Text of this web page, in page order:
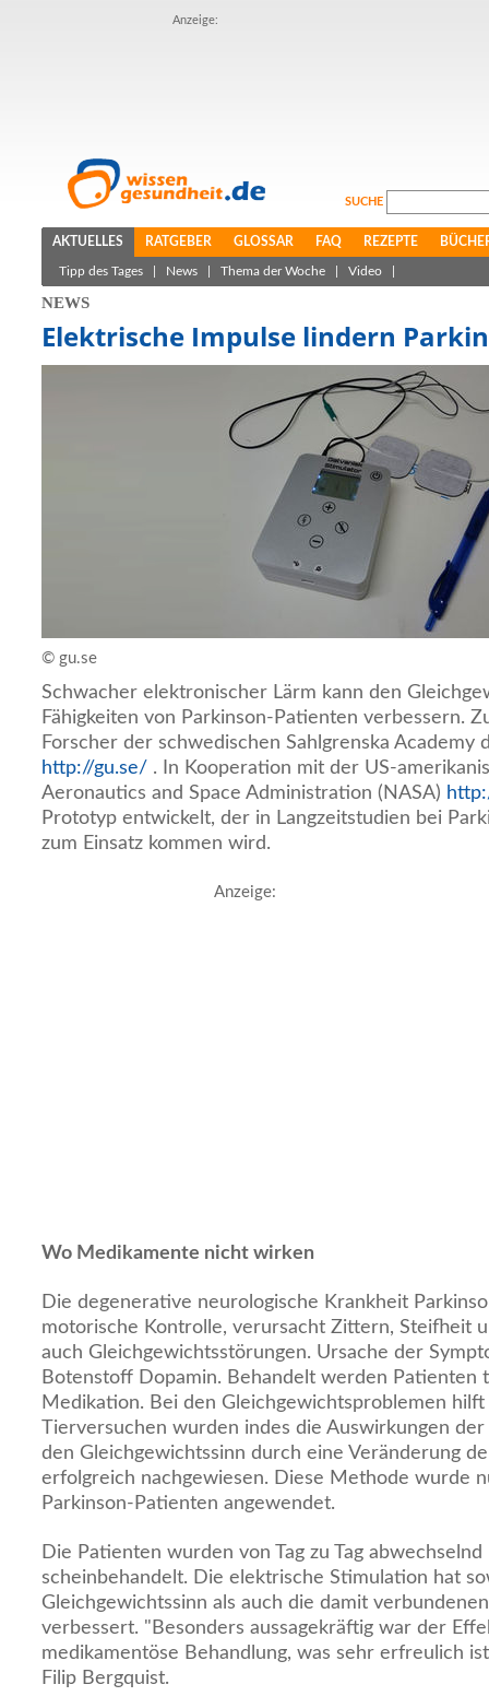
Anzeige:
SUCHE
AKTUELLES RATGEBER GLOSSAR FAQ REZEPTE
Tipp des Tages News Thema der Woche Video
NEWS
Elektrische Impulse lindern
© gu.se
Schwacher elektronischer Lärm kann den
Fähigkeiten von Parkinson-Patienten verbessern.
Forscher der schwedischen Sahlgrenska Academy
http://gu.se/ . In Kooperation mit der US-
Aeronautics and Space Administration (NASA)
Prototyp entwickelt, der in Langzeitstudien bei
zum Einsatz kommen wird.
Anzeige:
Wo Medikamente nicht wirken
Die degenerative neurologische Krankheit
motorische Kontrolle, verursacht Zittern, Steifheit
auch Gleichgewichtsstörungen. Ursache der
Botenstoff Dopamin. Behandelt werden Patienten
Medikation. Bei den Gleichgewichtsproblemen
Tierversuchen wurden indes die Auswirkungen
den Gleichgewichtssinn durch eine Veränderung
erfolgreich nachgewiesen. Diese Methode wurde
Parkinson-Patienten angewendet.
Die Patienten wurden von Tag zu Tag
scheinbehandelt. Die elektrische Stimulation hat
Gleichgewichtssinn als auch die damit
verbessert. "Besonders aussagekräftig war der
medikamentöse Behandlung, was sehr erfreulich
Filip Bergquist.